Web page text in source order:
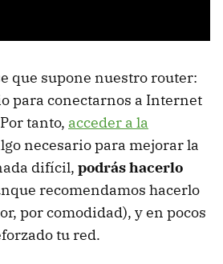
que supone nuestro router:
para conectarnos a Internet
tanto, acceder a la
necesario para mejorar la
difícil, podrás hacerlo
recomendamos hacerlo
por comodidad), y en pocos
tu red.